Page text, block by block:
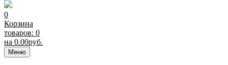
0
Корзина
товаров: 0
на 0.00руб.
Меню